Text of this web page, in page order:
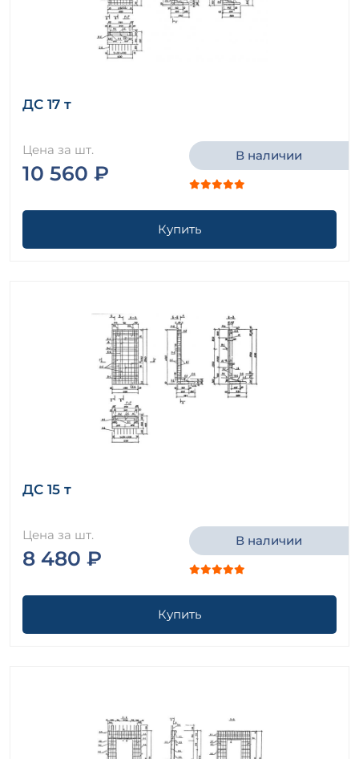
ДС 17 т
Цена за шт.
10 560 ₽
В наличии
Купить
ДС 15 т
Цена за шт.
8 480 ₽
В наличии
Купить